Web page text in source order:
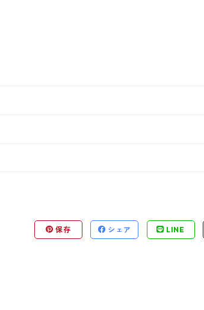
保存 シェア LINE